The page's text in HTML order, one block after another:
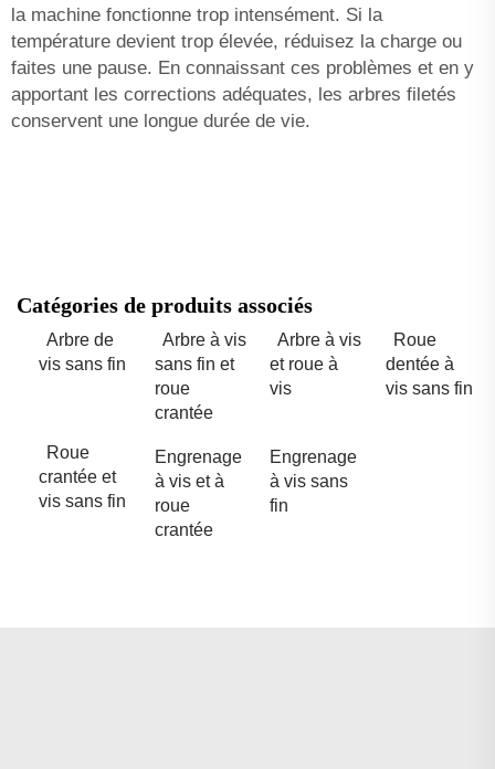
la machine fonctionne trop intensément. Si la
température devient trop élevée, réduisez la charge ou
faites une pause. En connaissant ces problèmes et en y
apportant les corrections adéquates, les arbres filetés
conservent une longue durée de vie.
Catégories de produits associés
Arbre de
vis sans fin
Arbre à vis
sans fin et
roue
crantée
Arbre à vis
et roue à
vis
Roue
dentée à
vis sans fin
Roue
crantée et
vis sans fin
Engrenage
à vis et à
roue
crantée
Engrenage
à vis sans
fin